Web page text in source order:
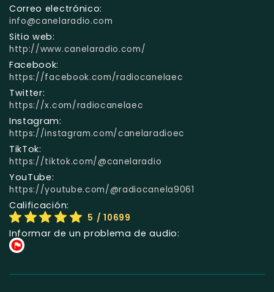
Correo electrónico:
info@canelaradio.com
Sitio web:
http://www.canelaradio.com/
Facebook:
https://facebook.com/radiocanelaec
Twitter:
https://x.com/radiocanelaec
Instagram:
https://instagram.com/canelaradioec
TikTok:
https://tiktok.com/@canelaradio
YouTube:
https://youtube.com/@radiocanela9061
Calificación:
5 / 10699
Informar de un problema de audio: